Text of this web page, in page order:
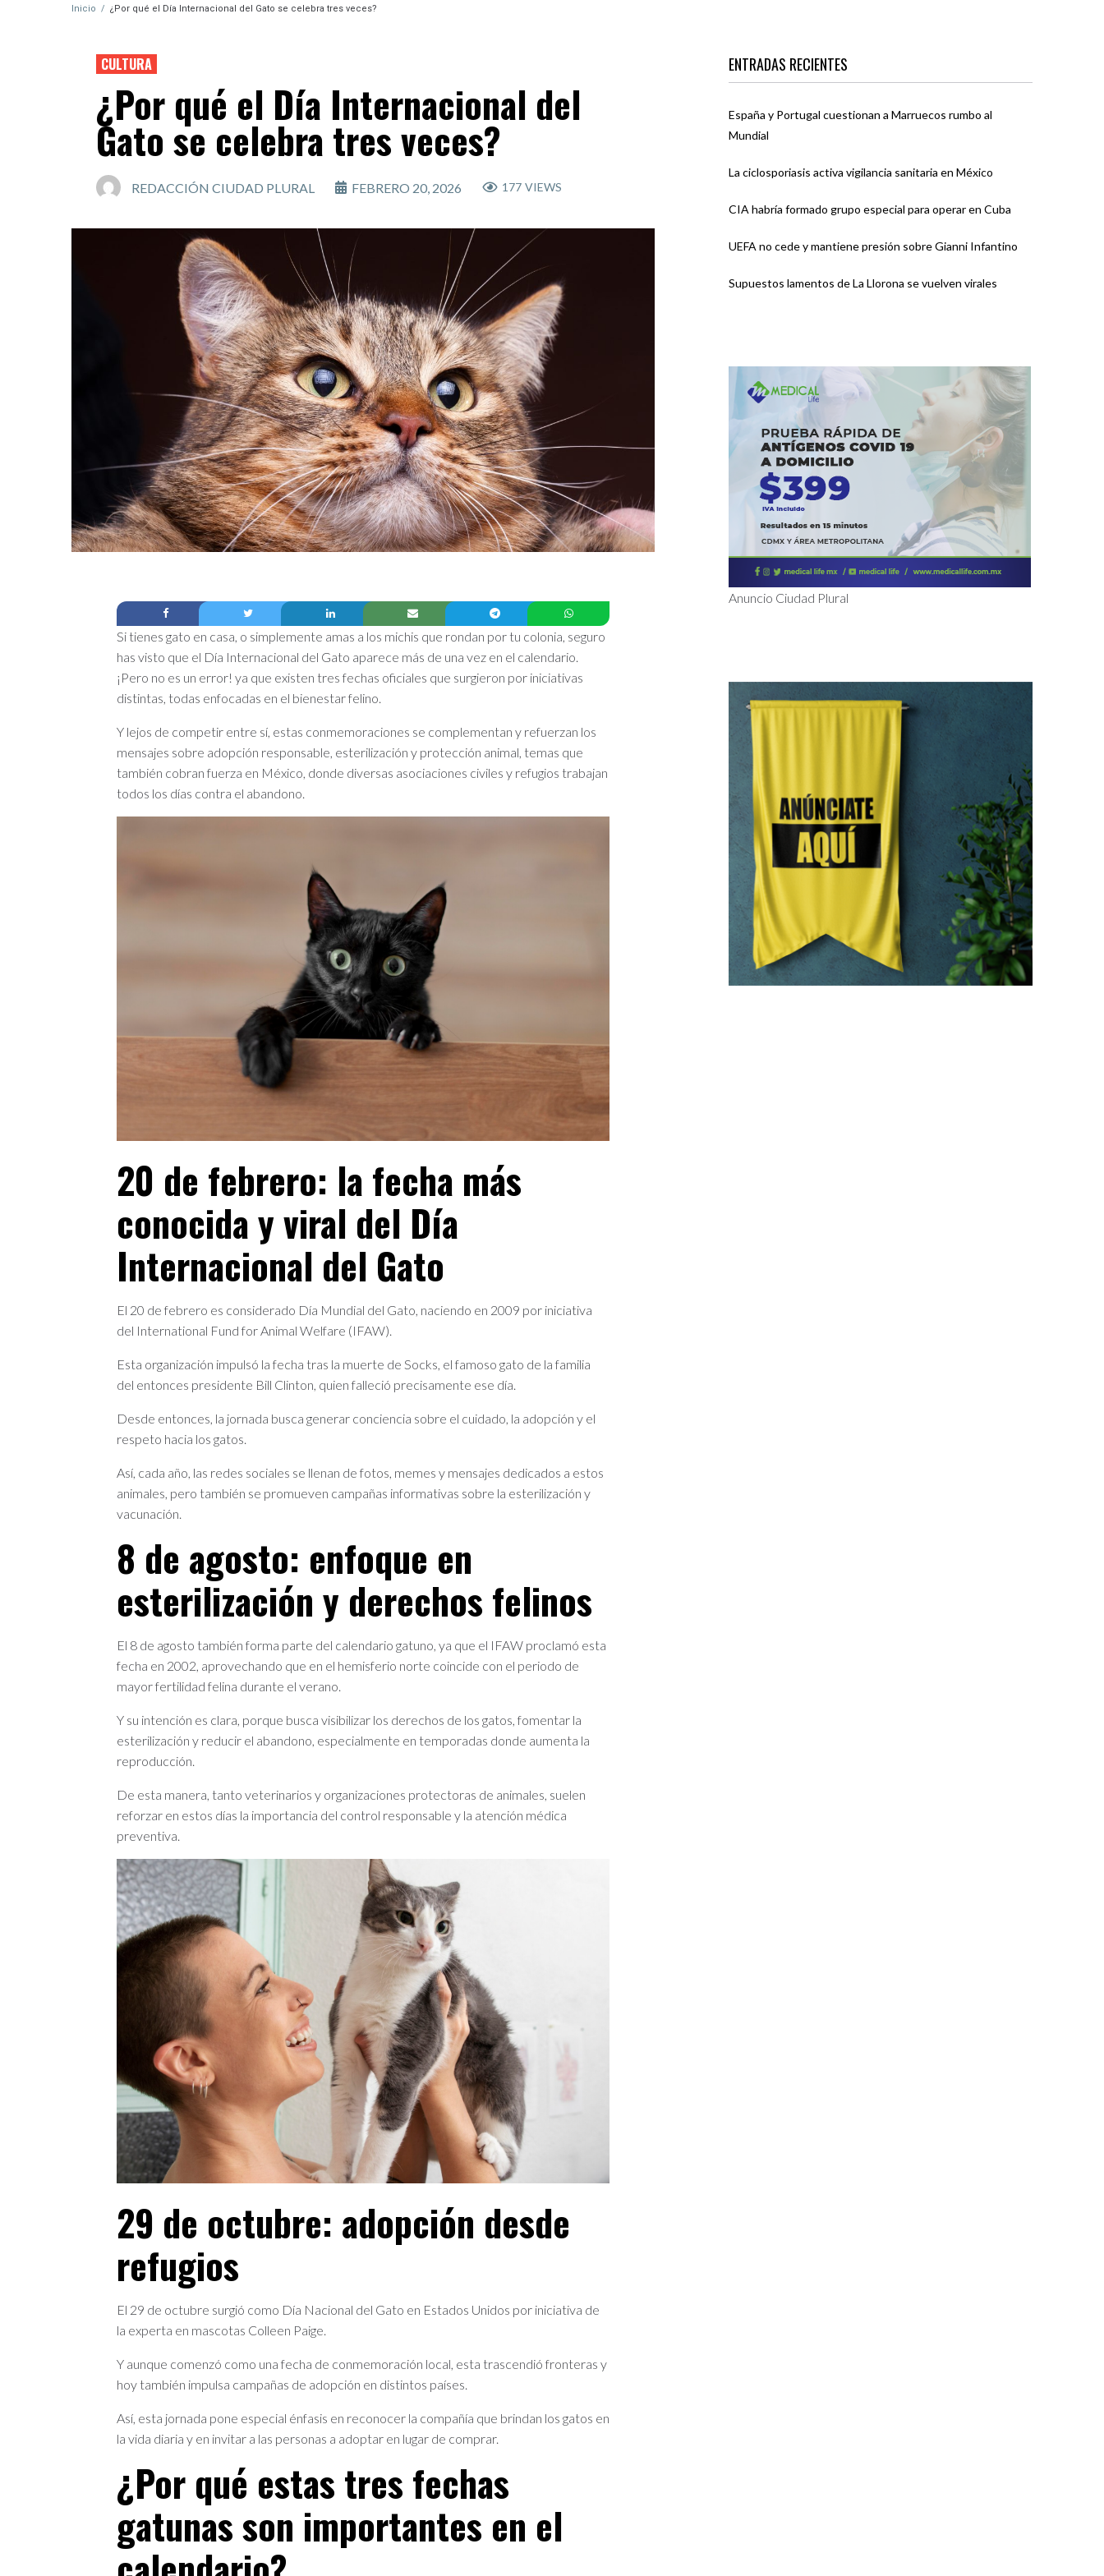
Inicio / ¿Por qué el Día Internacional del Gato se celebra tres veces?
CULTURA
¿Por qué el Día Internacional del
Gato se celebra tres veces?
REDACCIÓN CIUDAD PLURAL FEBRERO 20, 2026 177 VIEWS
Si tienes gato en casa, o simplemente amas a los michis que rondan por tu colonia, seguro
has visto que el Día Internacional del Gato aparece más de una vez en el calendario.
¡Pero no es un error! ya que existen tres fechas oficiales que surgieron por iniciativas
distintas, todas enfocadas en el bienestar felino.
Y lejos de competir entre sí, estas conmemoraciones se complementan y refuerzan los
mensajes sobre adopción responsable, esterilización y protección animal, temas que
también cobran fuerza en México, donde diversas asociaciones civiles y refugios trabajan
todos los días contra el abandono.
20 de febrero: la fecha más
conocida y viral del Día
Internacional del Gato
El 20 de febrero es considerado Día Mundial del Gato, naciendo en 2009 por iniciativa
del International Fund for Animal Welfare (IFAW).
Esta organización impulsó la fecha tras la muerte de Socks, el famoso gato de la familia
del entonces presidente Bill Clinton, quien falleció precisamente ese día.
Desde entonces, la jornada busca generar conciencia sobre el cuidado, la adopción y el
respeto hacia los gatos.
Así, cada año, las redes sociales se llenan de fotos, memes y mensajes dedicados a estos
animales, pero también se promueven campañas informativas sobre la esterilización y
vacunación.
8 de agosto: enfoque en
esterilización y derechos felinos
El 8 de agosto también forma parte del calendario gatuno, ya que el IFAW proclamó esta
fecha en 2002, aprovechando que en el hemisferio norte coincide con el periodo de
mayor fertilidad felina durante el verano.
Y su intención es clara, porque busca visibilizar los derechos de los gatos, fomentar la
esterilización y reducir el abandono, especialmente en temporadas donde aumenta la
reproducción.
De esta manera, tanto veterinarios y organizaciones protectoras de animales, suelen
reforzar en estos días la importancia del control responsable y la atención médica
preventiva.
29 de octubre: adopción desde
refugios
El 29 de octubre surgió como Día Nacional del Gato en Estados Unidos por iniciativa de
la experta en mascotas Colleen Paige.
Y aunque comenzó como una fecha de conmemoración local, esta trascendió fronteras y
hoy también impulsa campañas de adopción en distintos países.
Así, esta jornada pone especial énfasis en reconocer la compañía que brindan los gatos en
la vida diaria y en invitar a las personas a adoptar en lugar de comprar.
¿Por qué estas tres fechas
gatunas son importantes en el
ENTRADAS RECIENTES
España y Portugal cuestionan a Marruecos rumbo al
Mundial
La ciclosporiasis activa vigilancia sanitaria en México
CIA habría formado grupo especial para operar en Cuba
UEFA no cede y mantiene presión sobre Gianni Infantino
Supuestos lamentos de La Llorona se vuelven virales
Anuncio Ciudad Plural